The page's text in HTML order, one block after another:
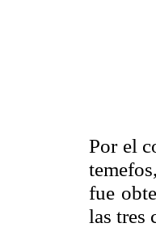
Por el
fue
las tres